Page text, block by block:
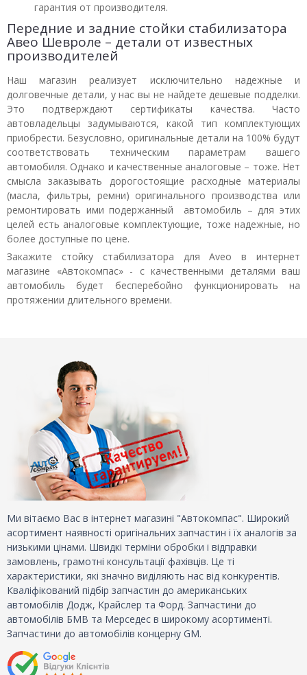
гарантия от производителя.
Передние и задние стойки стабилизатора
Авео Шевроле – детали от известных
производителей
Наш магазин реализует исключительно надежные и
долговечные детали, у нас вы не найдете дешевые подделки.
Это подтверждают сертификаты качества. Часто
автовладельцы задумываются, какой тип комплектующих
приобрести. Безусловно, оригинальные детали на 100% будут
соответствовать техническим параметрам вашего
автомобиля. Однако и качественные аналоговые – тоже. Нет
смысла заказывать дорогостоящие расходные материалы
(масла, фильтры, ремни) оригинального производства или
ремонтировать ими подержанный автомобиль – для этих
целей есть аналоговые комплектующие, тоже надежные, но
более доступные по цене.
Закажите стойку стабилизатора для Aveo в интернет
магазине «Автокомпас» - с качественными деталями ваш
автомобиль будет бесперебойно функционировать на
протяжении длительного времени.
Ми вітаємо Вас в інтернет магазині "Автокомпас". Широкий
асортимент наявності оригінальних запчастин і їх аналогів за
низькими цінами. Швидкі терміни обробки і відправки
замовлень, грамотні консультації фахівців. Це ті
характеристики, які значно виділяють нас від конкурентів.
Кваліфікований підбір запчастин до американських
автомобілів Додж, Крайслер та Форд. Запчастини до
автомобілів БМВ та Мерседес в широкому асортименті.
Запчастини до автомобілів концерну GM.